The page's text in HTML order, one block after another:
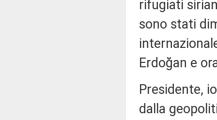
rifugiati
sono stati
Erdoğan e
Presidente,
dalla